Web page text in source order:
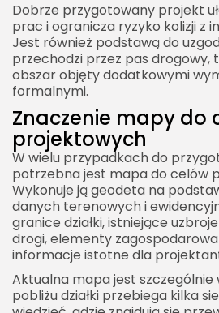
Dobrze przygotowany projekt
prac i ogranicza ryzyko kolizji z
Jest również podstawą do
przechodzi przez pas drogowy,
obszar objęty dodatkowymi
formalnymi.
Znaczenie mapy do
projektowych
W wielu przypadkach do
potrzebna jest mapa do celów
Wykonuje ją geodeta na
danych terenowych i
granice działki, istniejące
drogi, elementy
informacje istotne dla
Aktualna mapa jest szczególnie
pobliżu działki przebiega kilka